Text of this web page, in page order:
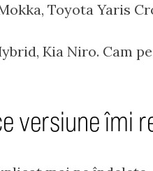
Toyota Yaris
Kia Niro. Cam
versiune îmi